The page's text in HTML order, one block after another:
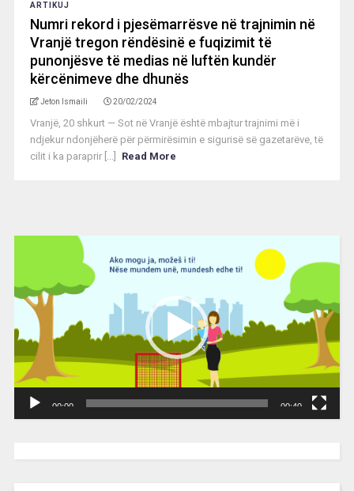
ARTIKUJ
Numri rekord i pjesëmarrësve në trajnimin në
Vranjë tregon rëndësinë e fuqizimit të
punonjësve të medias në luftën kundër
kërcënimeve dhe dhunës
Jeton Ismaili 20/02/2024
Vranjë, 20 shkurt — Sot në Vranjë është mbajtur trajnimi më i
ndjekur ndonjëherë për përmirësimin e sigurisë së gazetarëve, të
cilit i ka paraprir [...]
Read More
00:00 00:40